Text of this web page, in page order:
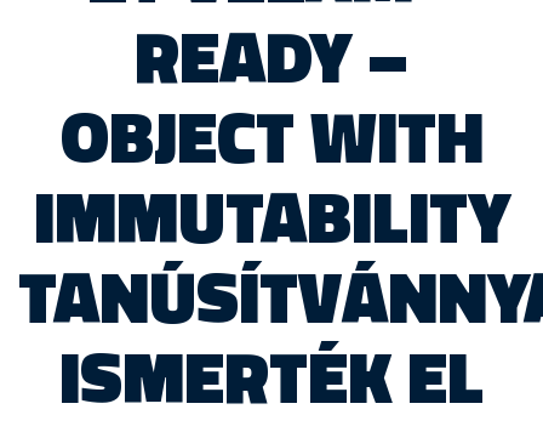
READY –
OBJECT WITH
IMMUTABILITY
ISMERTÉK EL